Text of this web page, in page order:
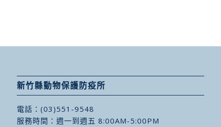
新竹縣動物保護防疫所
電話： (03)551-9548
服務時間：週一到週五 8:00AM-5:00PM